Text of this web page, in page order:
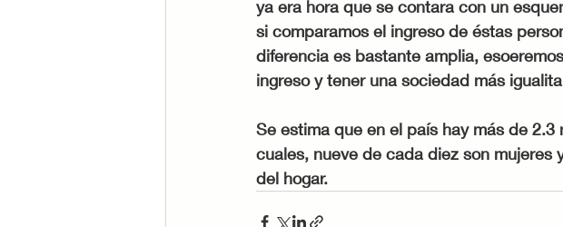
ya era hora que se contara con un
si comparamos el ingreso de éstas
diferencia es bastante amplia,
ingreso y tener una sociedad más
Se estima que en el país hay más de
cuales, nueve de cada diez son
del hogar.